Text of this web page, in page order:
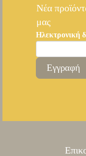
Nέα
μας
Ηλεκτρονική
Εγγραφή